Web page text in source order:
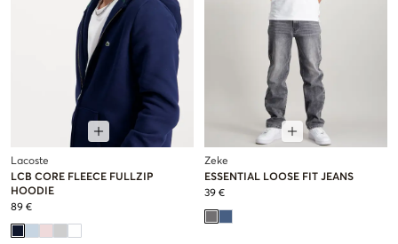
Lacoste
LCB CORE FLEECE FULLZIP
HOODIE
89 €
Zeke
ESSENTIAL LOOSE FIT JEANS
39 €